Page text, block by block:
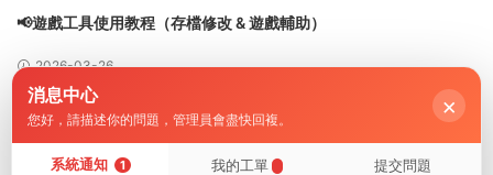
📢遊戲工具使用教程（存檔修改 & 遊戲輔助）
2026-03-26
海閣社區i社中國遊戲詳細教程【圖文篇】
2024-02-14
消息中心
您好，請描述你的問題，管理員會盡快回複。 ×
系統通知 1 我的工單 提交問題